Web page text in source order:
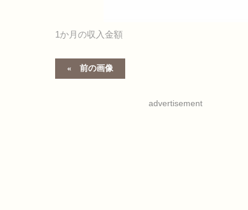
1か月の収入金額
前の画像
advertisement